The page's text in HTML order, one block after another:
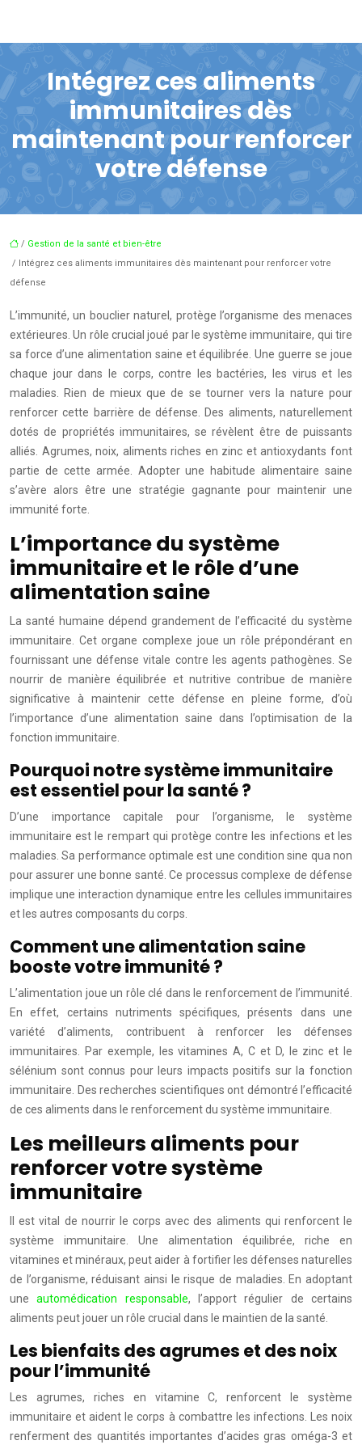
Intégrez ces aliments
immunitaires dès
maintenant pour renforcer
votre défense
/ Gestion de la santé et bien-être
/ Intégrez ces aliments immunitaires dès maintenant pour renforcer votre
défense
L’immunité, un bouclier naturel, protège l’organisme des menaces
extérieures. Un rôle crucial joué par le système immunitaire, qui tire
sa force d’une alimentation saine et équilibrée. Une guerre se joue
chaque jour dans le corps, contre les bactéries, les virus et les
maladies. Rien de mieux que de se tourner vers la nature pour
renforcer cette barrière de défense. Des aliments, naturellement
dotés de propriétés immunitaires, se révèlent être de puissants
alliés. Agrumes, noix, aliments riches en zinc et antioxydants font
partie de cette armée. Adopter une habitude alimentaire saine
s’avère alors être une stratégie gagnante pour maintenir une
immunité forte.
L’importance du système
immunitaire et le rôle d’une
alimentation saine
La santé humaine dépend grandement de l’efficacité du système
immunitaire. Cet organe complexe joue un rôle prépondérant en
fournissant une défense vitale contre les agents pathogènes. Se
nourrir de manière équilibrée et nutritive contribue de manière
significative à maintenir cette défense en pleine forme, d’où
l’importance d’une alimentation saine dans l’optimisation de la
fonction immunitaire.
Pourquoi notre système immunitaire
est essentiel pour la santé ?
D’une importance capitale pour l’organisme, le système
immunitaire est le rempart qui protège contre les infections et les
maladies. Sa performance optimale est une condition sine qua non
pour assurer une bonne santé. Ce processus complexe de défense
implique une interaction dynamique entre les cellules immunitaires
et les autres composants du corps.
Comment une alimentation saine
booste votre immunité ?
L’alimentation joue un rôle clé dans le renforcement de l’immunité.
En effet, certains nutriments spécifiques, présents dans une
variété d’aliments, contribuent à renforcer les défenses
immunitaires. Par exemple, les vitamines A, C et D, le zinc et le
sélénium sont connus pour leurs impacts positifs sur la fonction
immunitaire. Des recherches scientifiques ont démontré l’efficacité
de ces aliments dans le renforcement du système immunitaire.
Les meilleurs aliments pour
renforcer votre système
immunitaire
Il est vital de nourrir le corps avec des aliments qui renforcent le
système immunitaire. Une alimentation équilibrée, riche en
vitamines et minéraux, peut aider à fortifier les défenses naturelles
de l’organisme, réduisant ainsi le risque de maladies. En adoptant
uneautomédication responsable, l’apport régulier de certains
aliments peut jouer un rôle crucial dans le maintien de la santé.
Les bienfaits des agrumes et des noix
pour l’immunité
Les agrumes, riches en vitamine C, renforcent le système
immunitaire et aident le corps à combattre les infections. Les noix
renferment des quantités importantes d’acides gras oméga-3 et